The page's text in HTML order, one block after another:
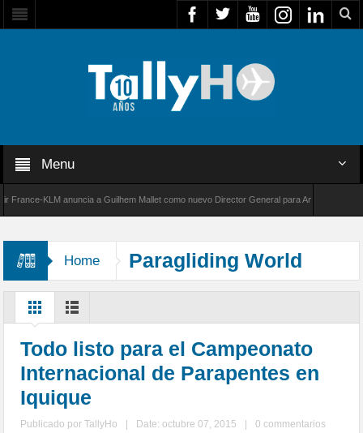
Menu
KLM anuncia a Guilhem Mallet como nuevo Director General para América Latina
Home
Paragliding World
Championship
Todo listo para el Campeonato
Internacional de Parapentes en
Iquique
Publicado porTallyHo Date: octubre 07, 2015
0 commentarios